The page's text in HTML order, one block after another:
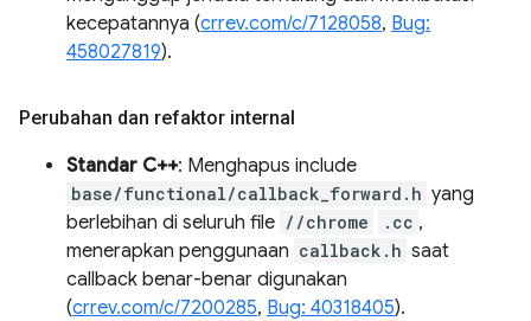
kecepatannya (crrev.com/c/7128058, Bug:
458027819).
Perubahan dan refaktor internal
Standar C++: Menghapus include
base/functional/callback_forward.h yang
berlebihan di seluruh file //chrome .cc ,
menerapkan penggunaan callback.h saat
callback benar-benar digunakan
(crrev.com/c/7200285, Bug: 40318405).